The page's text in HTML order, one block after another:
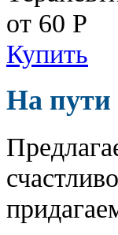
от 60 Р
Купить
На пути